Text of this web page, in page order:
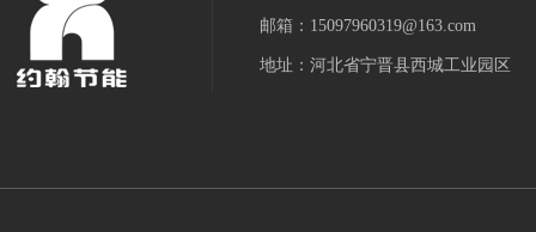
邮箱：15097960319@163.com
地址：河北省宁晋县西城工业园区